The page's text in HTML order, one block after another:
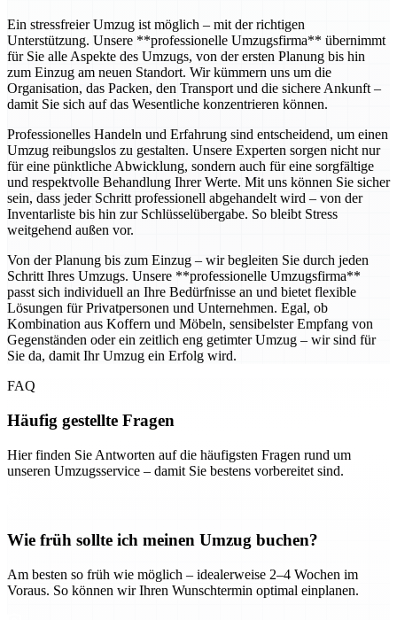
Ein stressfreier Umzug ist möglich – mit der richtigen
Unterstützung. Unsere **professionelle Umzugsfirma** übernimmt
für Sie alle Aspekte des Umzugs, von der ersten Planung bis hin
zum Einzug am neuen Standort. Wir kümmern uns um die
Organisation, das Packen, den Transport und die sichere Ankunft –
damit Sie sich auf das Wesentliche konzentrieren können.
Professionelles Handeln und Erfahrung sind entscheidend, um einen
Umzug reibungslos zu gestalten. Unsere Experten sorgen nicht nur
für eine pünktliche Abwicklung, sondern auch für eine sorgfältige
und respektvolle Behandlung Ihrer Werte. Mit uns können Sie sicher
sein, dass jeder Schritt professionell abgehandelt wird – von der
Inventarliste bis hin zur Schlüsselübergabe. So bleibt Stress
weitgehend außen vor.
Von der Planung bis zum Einzug – wir begleiten Sie durch jeden
Schritt Ihres Umzugs. Unsere **professionelle Umzugsfirma**
passt sich individuell an Ihre Bedürfnisse an und bietet flexible
Lösungen für Privatpersonen und Unternehmen. Egal, ob
Kombination aus Koffern und Möbeln, sensibelster Empfang von
Gegenständen oder ein zeitlich eng getimter Umzug – wir sind für
Sie da, damit Ihr Umzug ein Erfolg wird.
FAQ
Häufig gestellte Fragen
Hier finden Sie Antworten auf die häufigsten Fragen rund um
unseren Umzugsservice – damit Sie bestens vorbereitet sind.
Wie früh sollte ich meinen Umzug buchen?
Am besten so früh wie möglich – idealerweise 2–4 Wochen im
Voraus. So können wir Ihren Wunschtermin optimal einplanen.